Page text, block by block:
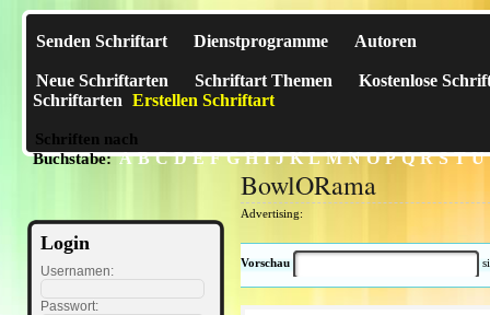
Senden Schriftart Dienstprogramme Autoren
Neue Schriftarten Schriftart Themen
Kostenlose
Schriftarten Erstellen Schriftart
Schriften nach
Buchstabe:A B C D E F G H I J K L M N O P Q R S T U
Login
Usernamen:
Passwort:
BowlORama
Advertising:
Vorschau